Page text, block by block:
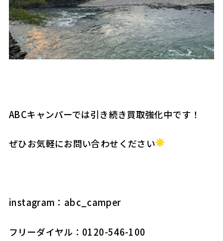
ABCキャンパーでは引き続き買取強化中です！
ぜひお気軽にお問い合わせください
instagram：abc_camper
フリーダイヤル：0120-546-100